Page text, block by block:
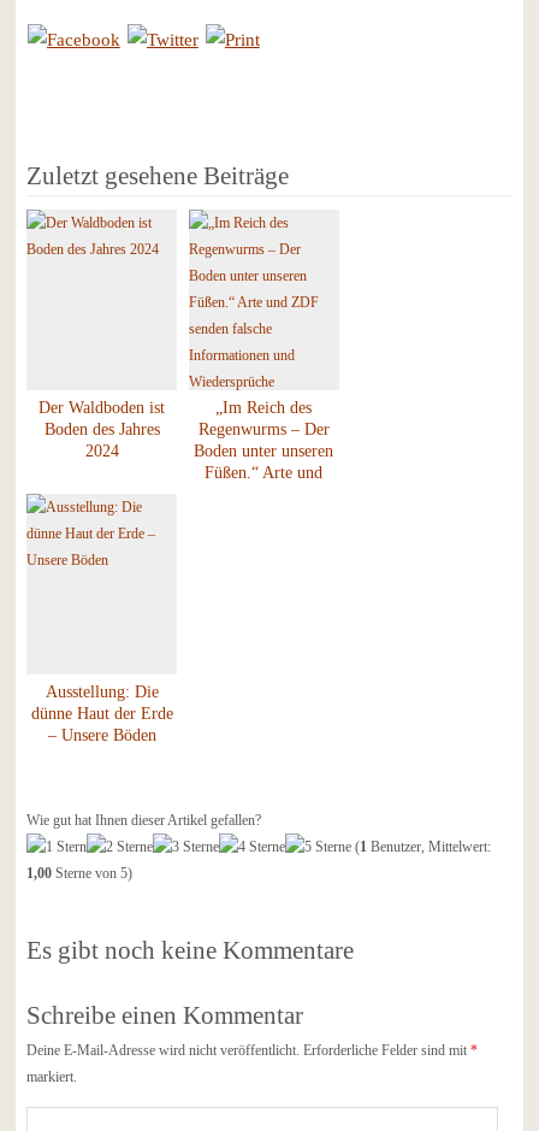
Zuletzt gesehene Beiträge
Der Waldboden ist
Boden des Jahres
2024
„Im Reich des
Regenwurms – Der
Boden unter unseren
Füßen.“ Arte und
Ausstellung: Die
dünne Haut der Erde
– Unsere Böden
Wie gut hat Ihnen dieser Artikel gefallen?
(1 Benutzer, Mittelwert:
1,00Sterne von 5)
Es gibt noch keine Kommentare
Schreibe einen Kommentar
Deine E-Mail-Adresse wird nicht veröffentlicht. Erforderliche Felder sind mit *
markiert.